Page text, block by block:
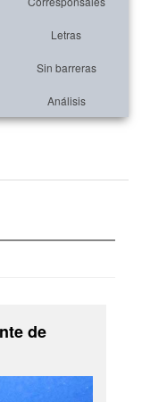
Letras
Sin barreras
Análisis
de